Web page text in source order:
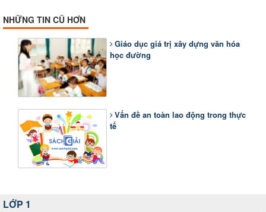
NHỮNG TIN CŨ HƠN
Giáo dục giá trị xây dựng văn hóa
học đường
Vấn đề an toàn lao động trong thực
tế
LỚP 1